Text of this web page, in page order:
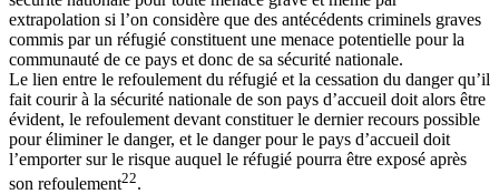
extrapolation si l’on considère que des antécédents criminels graves
commis par un réfugié constituent une menace potentielle pour la
communauté de ce pays et donc de sa sécurité nationale.
Le lien entre le refoulement du réfugié et la cessation du danger qu’il
fait courir à la sécurité nationale de son pays d’accueil doit alors être
évident, le refoulement devant constituer le dernier recours possible
pour éliminer le danger, et le danger pour le pays d’accueil doit
l’emporter sur le risque auquel le réfugié pourra être exposé après
son refoulement22.